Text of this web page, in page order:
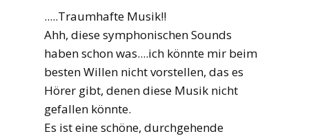
.....Traumhafte Musik!!
Ahh, diese symphonischen Sounds
haben schon was....ich könnte mir beim
besten Willen nicht vorstellen, das es
Hörer gibt, denen diese Musik nicht
gefallen könnte.
Es ist eine schöne, durchgehende